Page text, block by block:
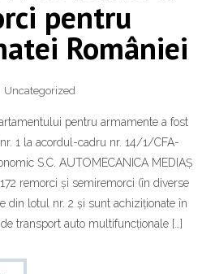
pentru
României
Uncategorized
pentru armamente a fost
1 la acordul-cadru nr. 14/1/CFA-
S.C. AUTOMECANICA MEDIAȘ
remorci și semiremorci (în diverse
din lotul nr. 2 și sunt achiziționate în
transport auto multifuncționale […]